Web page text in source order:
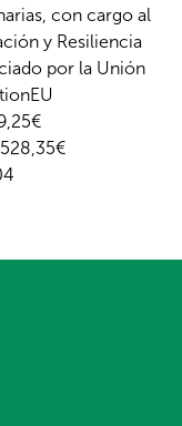
con cargo al
y Resiliencia
por la Unión